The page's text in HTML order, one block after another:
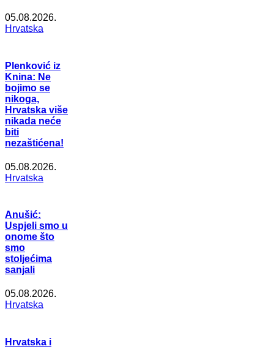
05.08.2026.
Hrvatska
Plenković iz
Knina: Ne
bojimo se
nikoga,
Hrvatska više
nikada neće
biti
nezaštićena!
05.08.2026.
Hrvatska
Anušić:
Uspjeli smo u
onome što
smo
stoljećima
sanjali
05.08.2026.
Hrvatska
Hrvatska i